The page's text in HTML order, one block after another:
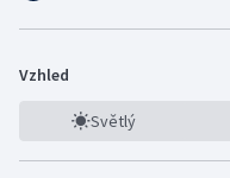
Vzhled
Světlý